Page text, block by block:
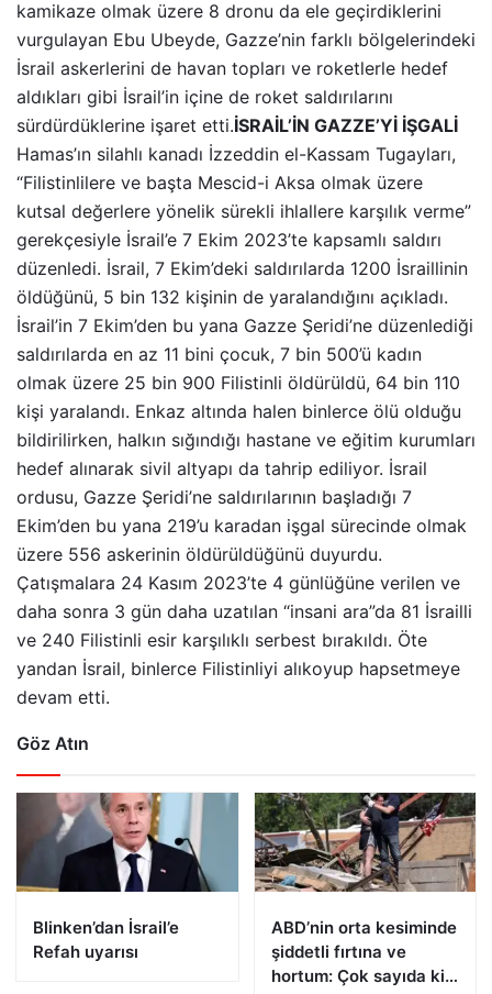
kamikaze olmak üzere 8 dronu da ele geçirdiklerini
vurgulayan Ebu Ubeyde, Gazze’nin farklı bölgelerindeki
İsrail askerlerini de havan topları ve roketlerle hedef
aldıkları gibi İsrail’in içine de roket saldırılarını
sürdürdüklerine işaret etti.İSRAİL’İN GAZZE’Yİ İŞGALİ
Hamas’ın silahlı kanadı İzzeddin el-Kassam Tugayları,
“Filistinlilere ve başta Mescid-i Aksa olmak üzere
kutsal değerlere yönelik sürekli ihlallere karşılık verme”
gerekçesiyle İsrail’e 7 Ekim 2023’te kapsamlı saldırı
düzenledi. İsrail, 7 Ekim’deki saldırılarda 1200 İsraillinin
öldüğünü, 5 bin 132 kişinin de yaralandığını açıkladı.
İsrail’in 7 Ekim’den bu yana Gazze Şeridi’ne düzenlediği
saldırılarda en az 11 bini çocuk, 7 bin 500’ü kadın
olmak üzere 25 bin 900 Filistinli öldürüldü, 64 bin 110
kişi yaralandı. Enkaz altında halen binlerce ölü olduğu
bildirilirken, halkın sığındığı hastane ve eğitim kurumları
hedef alınarak sivil altyapı da tahrip ediliyor. İsrail
ordusu, Gazze Şeridi’ne saldırılarının başladığı 7
Ekim’den bu yana 219’u karadan işgal sürecinde olmak
üzere 556 askerinin öldürüldüğünü duyurdu.
Çatışmalara 24 Kasım 2023’te 4 günlüğüne verilen ve
daha sonra 3 gün daha uzatılan “insani ara”da 81 İsrailli
ve 240 Filistinli esir karşılıklı serbest bırakıldı. Öte
yandan İsrail, binlerce Filistinliyi alıkoyup hapsetmeye
devam etti.
Göz Atın
Blinken’dan İsrail’e
Refah uyarısı
ABD’nin orta kesiminde
şiddetli fırtına ve
hortum: Çok sayıda kişi